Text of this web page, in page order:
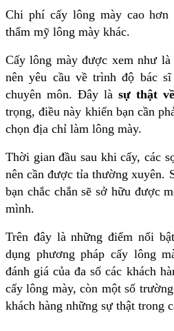
Chi phí cấy lông mày cao hơn
thẩm mỹ lông mày khác.
Cấy lông mày được xem như là
nên yêu cầu về trình độ bác
chuyên môn. Đây là sự thật
trọng, điều này khiến bạn cần
chọn địa chỉ làm lông mày.
Thời gian đầu sau khi cấy, các
nên cần được tỉa thường xuyên.
bạn chắc chắn sẽ sở hữu được
mình.
Trên đây là những điểm nổi
dụng phương pháp cấy lông
đánh giá của đa số các khách
cấy lông mày, còn một số
khách hàng những sự thật trong